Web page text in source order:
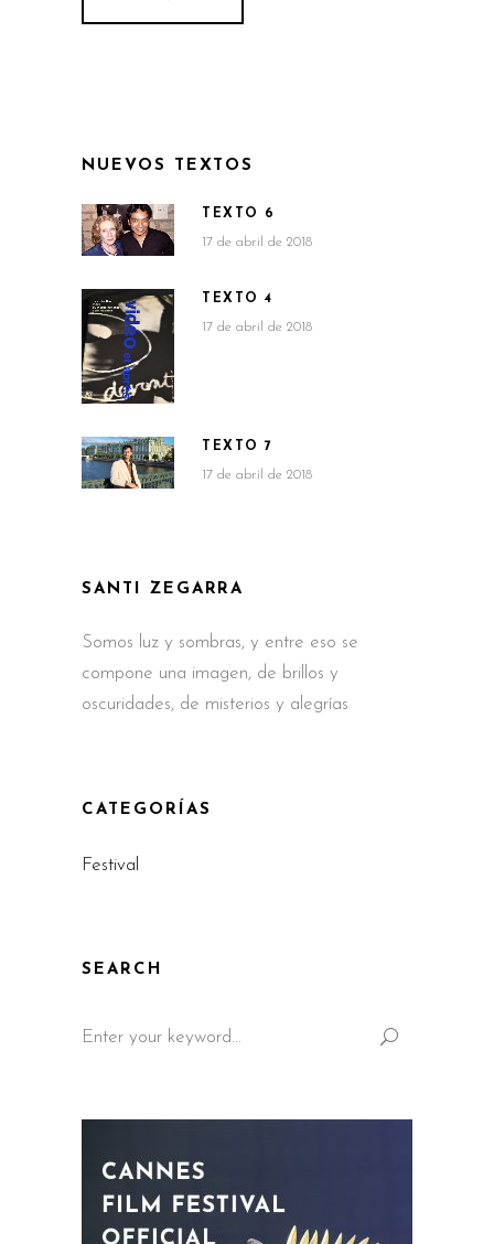
NUEVOS TEXTOS
TEXTO 6
17 de abril de 2018
TEXTO 4
17 de abril de 2018
TEXTO 7
17 de abril de 2018
SANTI ZEGARRA
Somos luz y sombras, y entre eso se
compone una imagen, de brillos y
oscuridades, de misterios y alegrías
CATEGORÍAS
Festival
SEARCH
for: